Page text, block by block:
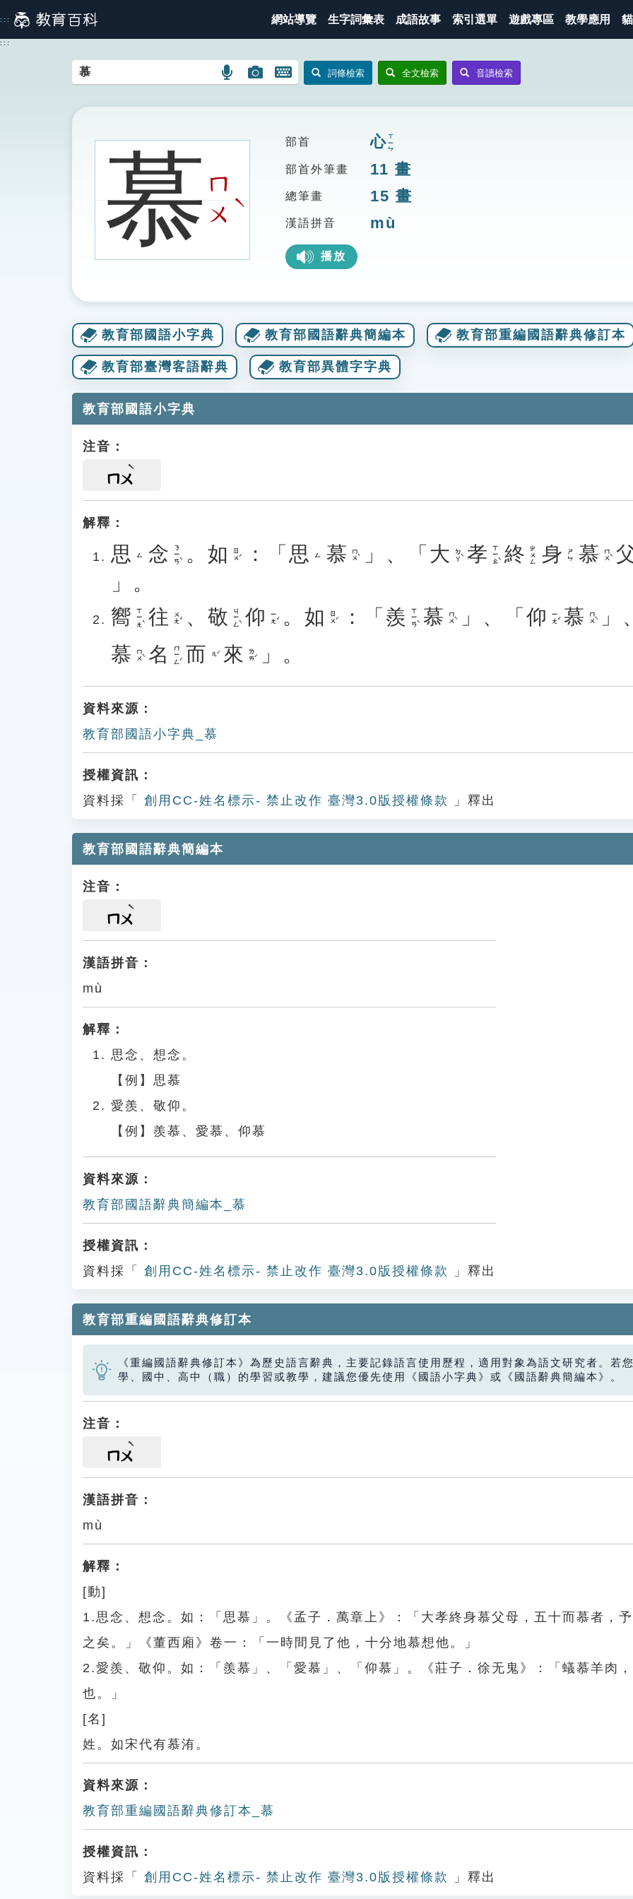
到
主
::: 網站導覽 生字詞彙表 成語故事 索引選單 遊戲專區 教學應用
:::
語
搜
圖
圖
搜
開
鍵
圖
詞條檢索 全文檢索 音讀檢索
慕ㄇ
ㄨ
ˋ
部首 心ㄒㄧㄣ
部首外筆畫 11 畫
總筆畫 15 畫
漢語拼音 mù
播放
教育部國語小字典 教育部國語辭典簡編本 教育部重編國語辭典修訂本
教育部臺灣客語辭典 教育部異體字字典
教育部國語小字典
注音：
ㄇㄨ
解釋：
思 ㄙ 念 ㄋㄧㄢˋ 。 如 ㄖㄨˊ ：「 思 ㄙ 慕 ㄇㄨˋ 」、「 大 ㄉㄚˋ 孝 ㄒㄧㄠˋ 終 ㄓㄨㄥ 身 ㄕㄣ 慕 ㄇㄨˋ
」。
嚮 ㄒㄧㄤˋ 往 ㄨㄤˇ 、 敬 ㄐㄧㄥˋ 仰 ㄧㄤˇ 。 如 ㄖㄨˊ ：「 羨 ㄒㄧㄢˋ 慕 ㄇㄨˋ 」、「 仰 ㄧㄤˇ 慕 ㄇㄨˋ
」
慕 ㄇㄨˋ 名 ㄇㄧㄥˊ 而 ㄦˊ 來 ㄌㄞˊ 」。
資料來源：
教育部國語小字典_慕
授權資訊：
資料採「
創用CC-姓名標示- 禁止改作 臺灣3.0版授權條款 」釋出
教育部國語辭典簡編本
注音：
ㄇㄨ
漢語拼音：
mù
解釋：
思念、想念。
【例】思慕
愛羨、敬仰。
【例】羨慕、愛慕、仰慕
資料來源：
教育部國語辭典簡編本_慕
授權資訊：
資料採「
創用CC-姓名標示- 禁止改作 臺灣3.0版授權條款 」釋出
教育部重編國語辭典修訂本
《重編國語辭典修訂本》為歷史語言辭典，主要記錄語言使用歷程，適用對象為語文研究者。若
學、國中、高中（職）的學習或教學，建議您優先使用《國語小字典》或《國語辭典簡編本》。
注音：
ㄇㄨ
漢語拼音：
mù
解釋：
[動]
1.思念、想念。如：「思慕」。《孟子．萬章上》：「大孝終身慕父母，五十而慕者，
之矣。」《董西廂》卷一：「一時間見了他，十分地慕想他。」
2.愛羨、敬仰。如：「羨慕」、「愛慕」、「仰慕」。《莊子．徐无鬼》：「蟻慕羊肉
也。」
[名]
姓。如宋代有慕洧。
資料來源：
教育部重編國語辭典修訂本_慕
授權資訊：
資料採「
創用CC-姓名標示- 禁止改作 臺灣3.0版授權條款 」釋出